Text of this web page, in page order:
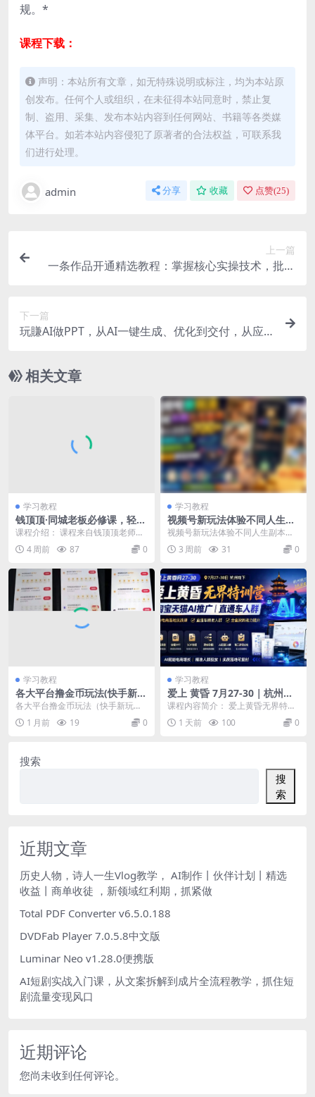
规。*
课程下载：
声明：本站所有文章，如无特殊说明或标注，均为本站原
创发布。任何个人或组织，在未征得本站同意时，禁止复
制、盗用、采集、发布本站内容到任何网站、书籍等各类媒
体平台。如若本站内容侵犯了原著者的合法权益，可联系我
们进行处理。
admin 分享 收藏 点赞(25)
上一篇
一条作品开通精选教程：掌握核心实操技术，批量
下一篇
玩賺AI做PPT，从AI一键生成、优化到交付，从应
产品(更新0513)
相关文章
学习教程
钱顶顶·同城老板必修课，轻人
设IPxAI获客
课程介绍： 课程来自钱顶顶老师的
抖音、视频号、小红书同城老板，
轻人设IP打造+A...
4 周前 87 0
学习教程
视频号新玩法体验不同人生副
本，懂的人已日入700+，小白
轻松上手，0基础轻松上手，
保姆级教程拆解
视频号新玩法体验不同人生副本，
懂的人已日入700+，小白轻松上
手，0基础轻松上手...
3 周前 31 0
学习教程
各大平台撸金币玩法(快手新玩
法、汽水音乐、红果漫剧、番
茄小说、木叶短剧)，一波流玩
法(收费398元的教程)
各大平台撸金币玩法（快手新玩
法、汽水音乐、红果漫剧、番茄小
说、木叶短剧），一波流...
1 月前 19 0
学习教程
爱上 黄昏 7月27-30｜杭州线
下无界特训营｜淘宝天猫AI推
广｜直通车人群｜全套PPT S
OP思维导图资料包
课程内容简介： 爱上黄昏无界特训
营是7月27‑30日杭州线下AI推广实
战课，价值...
1 天前 100 0
搜索
搜
索
近期文章
历史人物，诗人一生Vlog教学， AI制作丨伙伴计划丨精选
收益丨商单收徒 ，新领域红利期，抓紧做
Total PDF Converter v6.5.0.188
DVDFab Player 7.0.5.8中文版
Luminar Neo v1.28.0便携版
AI短剧实战入门课，从文案拆解到成片全流程教学，抓住短
剧流量变现风口
近期评论
您尚未收到任何评论。